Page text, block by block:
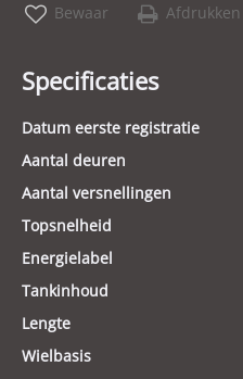
Bewaar
Afdrukken
Specificaties
Datum eerste registratie
Aantal deuren
Aantal versnellingen
Topsnelheid
Energielabel
Tankinhoud
Lengte
Wielbasis